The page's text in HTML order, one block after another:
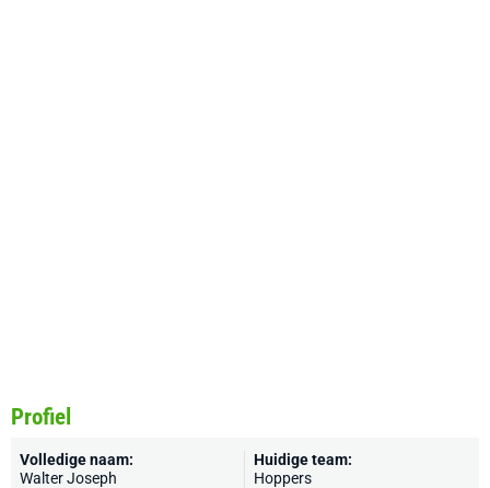
Profiel
Volledige naam:
Walter Joseph
Huidige team:
Hoppers